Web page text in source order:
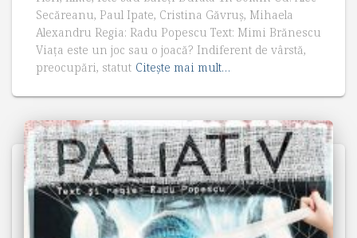
Secăreanu, Paul Ipate, Cristina Găvruş, Mihaela
Alexandru Regia: Radu Popescu Text: Mimi Brănescu
Viața este un joc sau o joacă? Indiferent de vârstă,
preocupări, statut Citește mai mult…